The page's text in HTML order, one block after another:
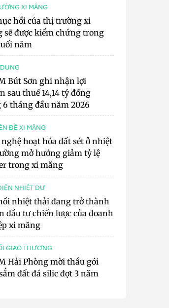
XI MĂNG
hồi của thị trường xi
sẽ được kiểm chứng trong
năm
Bút Sơn ghi nhận lợi
sau thuế 14,14 tỷ đồng
6 tháng đầu năm 2026
ĐỀ XI MĂNG
nghệ hoạt hóa đất sét ở nhiệt
mở hướng giảm tỷ lệ
trong xi măng
NHIỆT DƯ
nhiệt thải đang trở thành
đầu tư chiến lược của doanh
xi măng
GIAO THƯƠNG
Hải Phòng mời thầu gói
đất đá silic đợt 3 năm